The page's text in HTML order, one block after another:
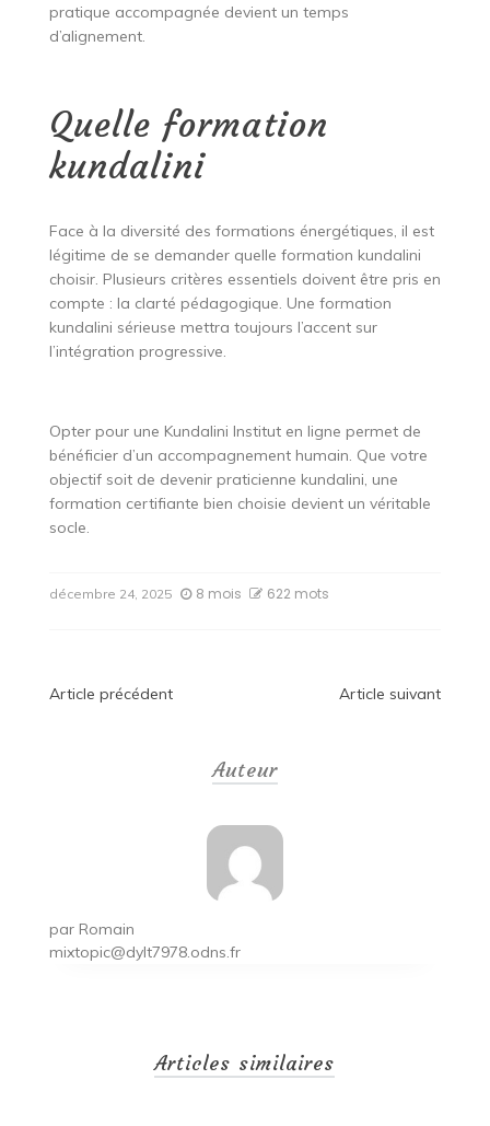
pratique accompagnée devient un temps
d’alignement.
Quelle formation
kundalini
Face à la diversité des formations énergétiques, il est
légitime de se demander quelle formation kundalini
choisir. Plusieurs critères essentiels doivent être pris en
compte : la clarté pédagogique. Une formation
kundalini sérieuse mettra toujours l’accent sur
l’intégration progressive.
Opter pour une Kundalini Institut en ligne permet de
bénéficier d’un accompagnement humain. Que votre
objectif soit de devenir praticienne kundalini, une
formation certifiante bien choisie devient un véritable
socle.
décembre 24, 2025 8 mois 622 mots
Navigation
Article précédent Article suivant
Auteur
par Romain
mixtopic@dylt7978.odns.fr
Articles similaires